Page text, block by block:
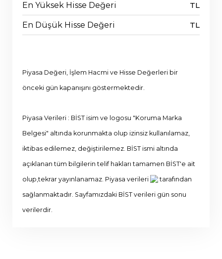
En Yüksek Hisse Değeri TL
En Düşük Hisse Değeri TL
Piyasa Değeri, İşlem Hacmi ve Hisse Değerleri bir
önceki gün kapanışını göstermektedir.
Piyasa Verileri : BİST isim ve logosu "Koruma Marka
Belgesi" altında korunmakta olup izinsiz kullanılamaz,
iktibas edilemez, değiştirilemez. BİST ismi altında
açıklanan tüm bilgilerin telif hakları tamamen BİST'e ait
olup,tekrar yayınlanamaz. Piyasa verileri tarafından
sağlanmaktadır. Sayfamızdaki BİST verileri gün sonu
verilerdir.